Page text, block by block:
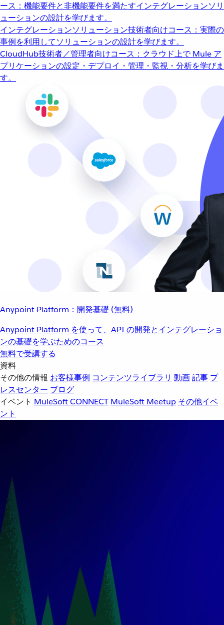
ース：機能要件と非機能要件を満たすインテグレーションソリ
ューションの設計を学びます。
インテグレーションソリューション技術者向けコース：実際の
事例を利用してソリューションの設計を学びます。
CloudHub技術者／管理者向けコース：クラウド上で Mule ア
プリケーションの設定・デプロイ・管理・監視・分析を学びま
す。
Anypoint Platform：開発基礎 (無料)
Anypoint Platform を使って、API の開発とインテグレーショ
ンの基礎を学ぶためのコース
無料で受講する
資料
その他の情報 お客様事例 コンテンツライブラリ 動画記事 プ
レスセンター ブログ
イベント MuleSoft CONNECT MuleSoft Meetup その他イベ
ント